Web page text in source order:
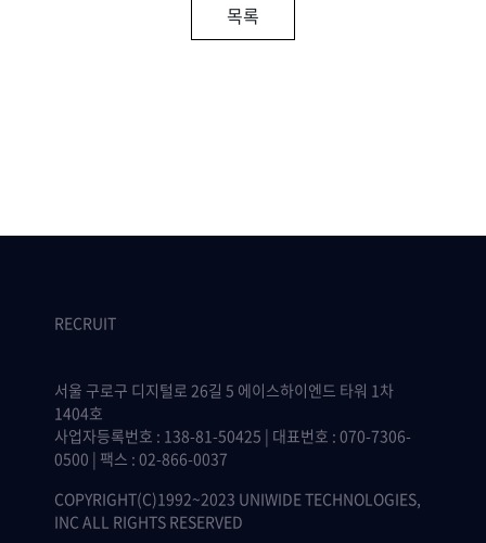
목록
RECRUIT
서울 구로구 디지털로 26길 5 에이스하이엔드 타워 1차
1404호
사업자등록번호 : 138-81-50425 | 대표번호 : 070-7306-
0500 | 팩스 : 02-866-0037
COPYRIGHT(C)1992~2023 UNIWIDE TECHNOLOGIES,
INC ALL RIGHTS RESERVED